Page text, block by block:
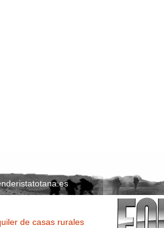
de casas rurales